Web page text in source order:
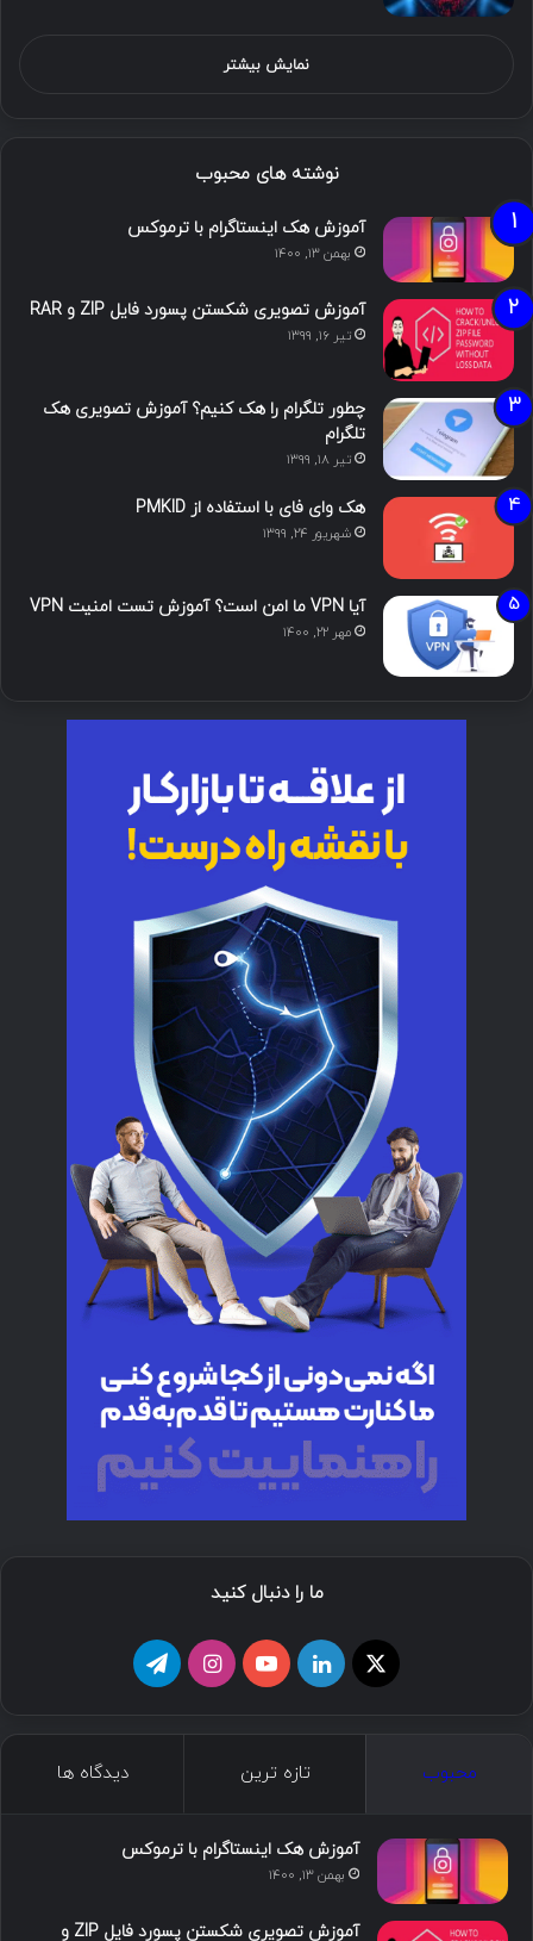
نمایش بیشتر
نوشته های محبوب
آموزش هک اینستاگرام با ترموکس
بهمن ۱۳, ۱۴۰۰
آموزش تصویری شکستن پسورد فایل ZIP و RAR
تیر ۱۶, ۱۳۹۹
چطور تلگرام را هک کنیم؟ آموزش تصویری هک
تلگرام
تیر ۱۸, ۱۳۹۹
هک وای فای با استفاده از PMKID
شهریور ۲۴, ۱۳۹۹
آیا VPN ما امن است؟ آموزش تست امنیت VPN
مهر ۲۲, ۱۴۰۰
ما را دنبال کنید
د
و
ت
ا
محبوب تازه ترین دیدگاه ها
آموزش هک اینستاگرام با ترموکس
بهمن ۱۳, ۱۴۰۰
آموزش تصویری شکستن پسورد فایل ZIP و